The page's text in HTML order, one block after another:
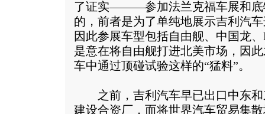
了证实———参加法兰克福车展和底
的，前者是为了单纯地展示吉利汽
因此参展车型包括自由舰、中国龙
是意在将自由舰打进北美市场，因
车中通过顶碰试验这样的“猛料”。
之前，吉利汽车早已出口中东和
建设合资厂，而将世界汽车贸易集